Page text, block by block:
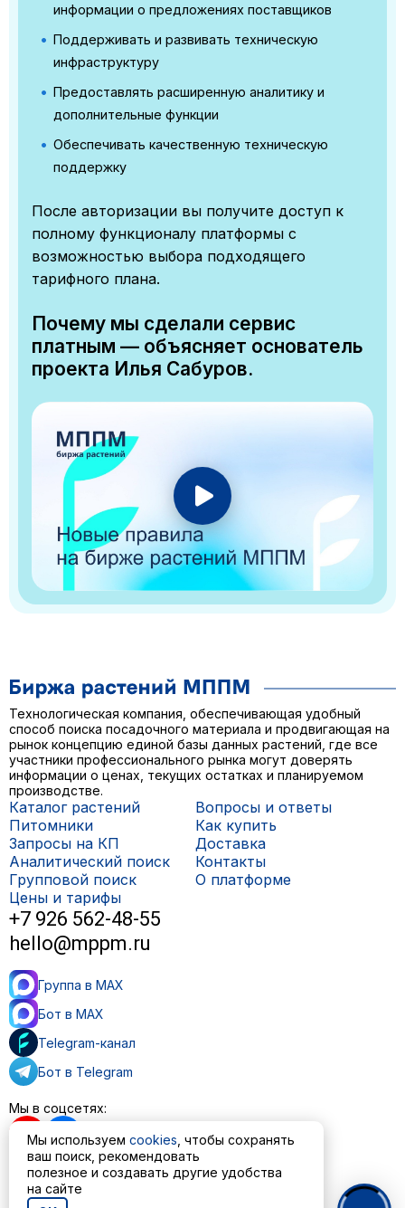
информации о предложениях поставщиков
Поддерживать и развивать техническую
инфраструктуру
Предоставлять расширенную аналитику и
дополнительные функции
Обеспечивать качественную техническую
поддержку
После авторизации вы получите доступ к
полному функционалу платформы с
возможностью выбора подходящего
тарифного плана.
Почему мы сделали сервис
платным — объясняет основатель
проекта Илья Сабуров.
Технологическая компания, обеспечивающая удобный
способ поиска посадочного материала и продвигающая на
рынок концепцию единой базы данных растений, где все
участники профессионального рынка могут доверять
информации о ценах, текущих остатках и планируемом
производстве.
Каталог растений
Питомники
Запросы на КП
Аналитический поиск
Групповой поиск
Цены и тарифы
Вопросы и ответы
Как купить
Доставка
Контакты
О платформе
+7 926 562-48-55
hello@mppm.ru
Группа в MAX
Бот в MAX
Telegram-канал
Бот в Telegram
Мы в соцсетях:
Пользовательское соглашение
Политика обработки персональных данных
Мы используем cookies , чтобы сохранять
ваш поиск, рекомендовать
полезное и создавать другие удобства
на сайте